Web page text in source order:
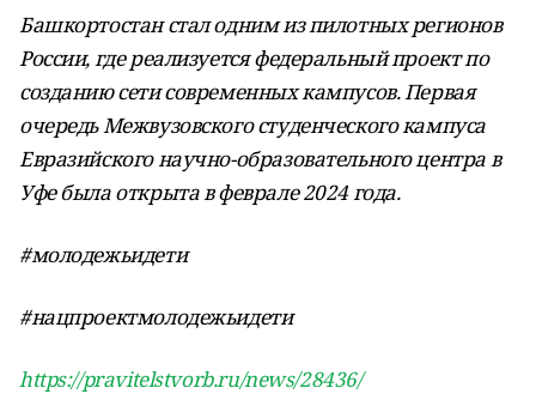
Башкортостан стал одним из пилотных регионов
России, где реализуется федеральный проект по
созданию сети современных кампусов. Первая
очередь Межвузовского студенческого кампуса
Евразийского научно-образовательного центра в
Уфе была открыта в феврале 2024 года.
#молодежьидети
#нацпроектмолодежьидети
https://pravitelstvorb.ru/news/28436/